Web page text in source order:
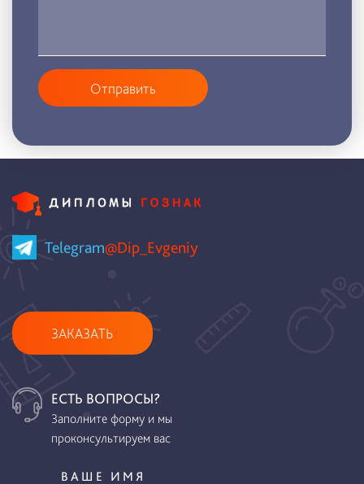
Отправить
Telegram@Dip_Evgeniy
ЗАКАЗАТЬ
ЕСТЬ ВОПРОСЫ?
Заполните форму и мы
проконсультируем вас